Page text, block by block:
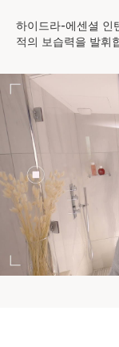
하이드라-에센셜 인
적의 보습력을 발휘